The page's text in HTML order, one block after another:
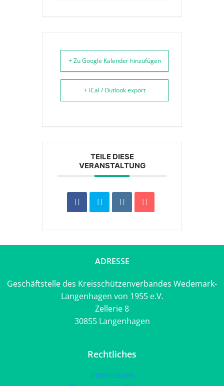
+ Zu Google Kalender hinzufügen
+ iCal / Outlook export
TEILE DIESE
VERANSTALTUNG
ADRESSE
Geschäftstelle des Kreisschützenverbandes Wedemark-
Langenhagen von 1955 e.V.
Zellerie 8
30855 Langenhagen
Rechtliches
Impressum